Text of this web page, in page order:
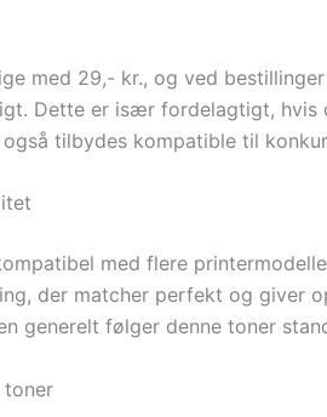
med 29,- kr., og ved
Dette er især fordelagtigt, hvis
tilbydes kompatible til
med flere
der matcher perfekt og
generelt følger denne toner
toner